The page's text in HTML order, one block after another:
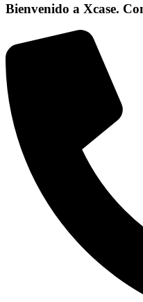
Bienvenido a Xcase.